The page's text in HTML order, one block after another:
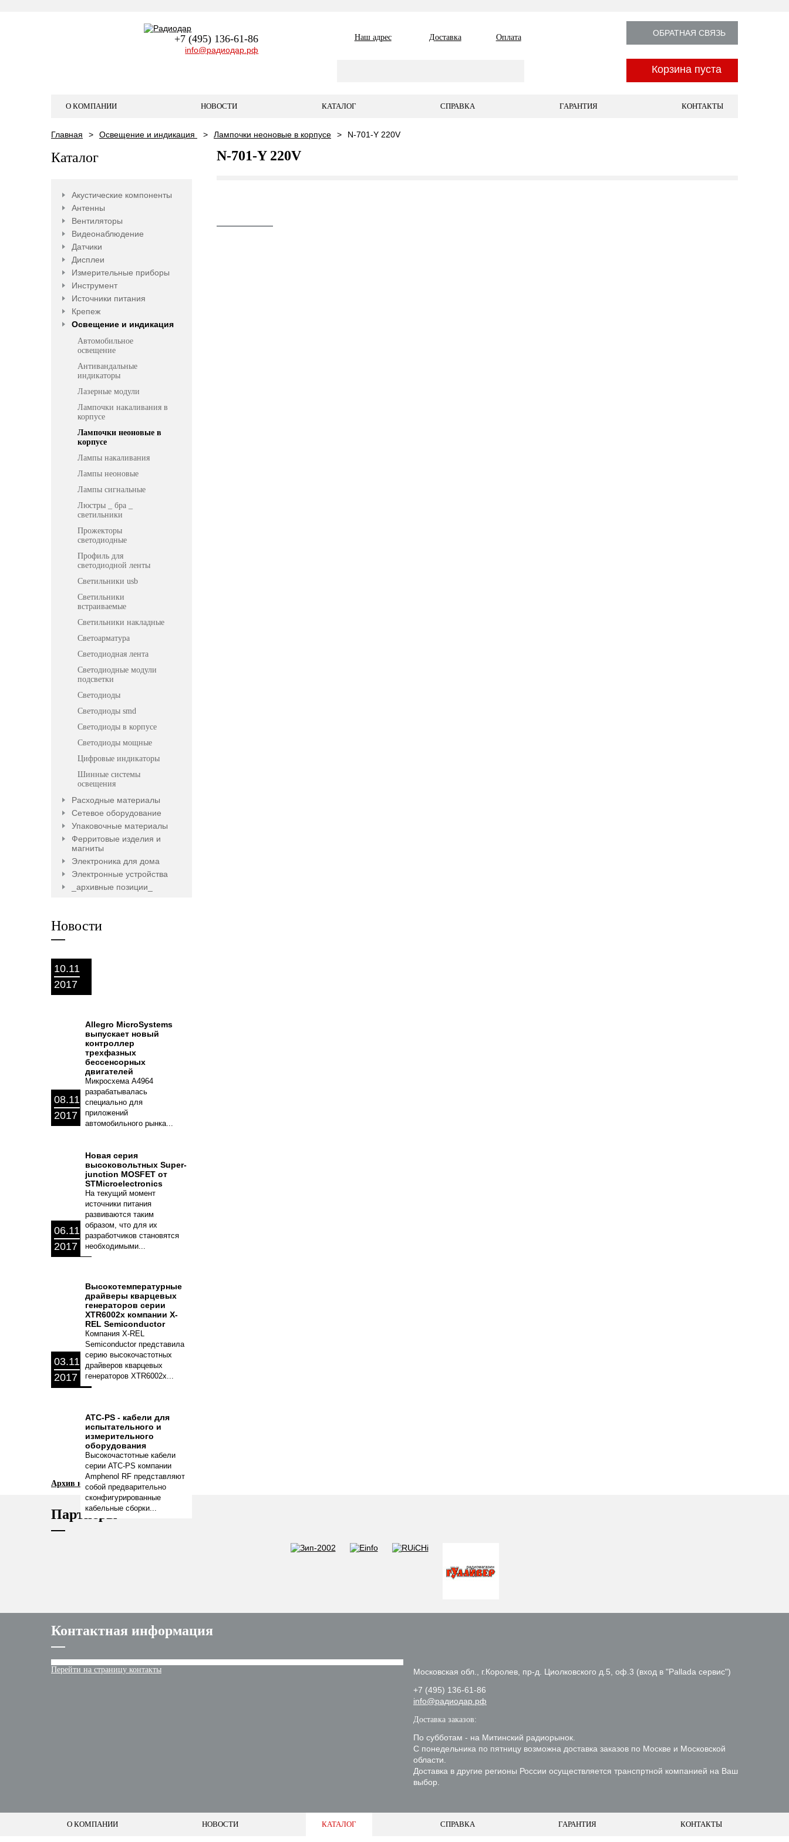
+7 (495) 136-61-86
info@радиодар.рф
Наш адрес Доставка Оплата ОБРАТНАЯ СВЯЗЬ
Корзина пуста
О КОМПАНИИ НОВОСТИ КАТАЛОГ СПРАВКА ГАРАНТИЯ КОНТАКТЫ
Главная Освещение и индикация Лампочки неоновые в корпусе N-701-Y 220V
Каталог
Акустические компоненты
Антенны
Вентиляторы
Видеонаблюдение
Датчики
Дисплеи
Измерительные приборы
Инструмент
Источники питания
Крепеж
Освещение и индикация
Автомобильное
освещение
Антивандальные
индикаторы
Лазерные модули
Лампочки накаливания в
корпусе
Лампочки неоновые в
корпусе
Лампы накаливания
Лампы неоновые
Лампы сигнальные
Люстры _ бра _
светильники
Прожекторы
светодиодные
Профиль для
светодиодной ленты
Светильники usb
Светильники
встраиваемые
Светильники накладные
Светоарматура
Светодиодная лента
Светодиодные модули
подсветки
Светодиоды
Светодиоды smd
Светодиоды в корпусе
Светодиоды мощные
Цифровые индикаторы
Шинные системы
освещения
Расходные материалы
Сетевое оборудование
Упаковочные материалы
Ферритовые изделия и
магниты
Электроника для дома
Электронные устройства
_архивные позиции_
Новости
10.11
2017
Allegro MicroSystems
выпускает новый
контроллер
трехфазных
бессенсорных
двигателей
Микросхема A4964
разрабатывалась
специально для
приложений
автомобильного рынка...
08.11
2017
Новая серия
высоковольтных Super-
junction MOSFET от
STMicroelectronics
На текущий момент
источники питания
развиваются таким
образом, что для их
разработчиков становятся
необходимыми...
06.11
2017
Высокотемпературные
драйверы кварцевых
генераторов серии
XTR6002x компании X-
REL Semiconductor
Компания X-REL
Semiconductor представила
серию высокочастотных
драйверов кварцевых
генераторов XTR6002x...
03.11
2017
ATC-PS - кабели для
испытательного и
измерительного
оборудования
Высокочастотные кабели
серии ATC-PS компании
Amphenol RF представляют
собой предварительно
сконфигурированные
кабельные сборки...
Архив новостей
N-701-Y 220V
Партнеры
Контактная информация
Перейти на страницу контакты
Московская обл., г.Королев, пр-д. Циолковского д.5, оф.3 (вход в "Pallada сервис")
+7 (495) 136-61-86
info@радиодар.рф
Доставка заказов:
По субботам - на Митинский радиорынок.
С понедельника по пятницу возможна доставка заказов по Москве и Московской
области.
Доставка в другие регионы России осуществляется транспртной компанией на Ваш
выбор.
О КОМПАНИИ НОВОСТИ КАТАЛОГ СПРАВКА ГАРАНТИЯ КОНТАКТЫ